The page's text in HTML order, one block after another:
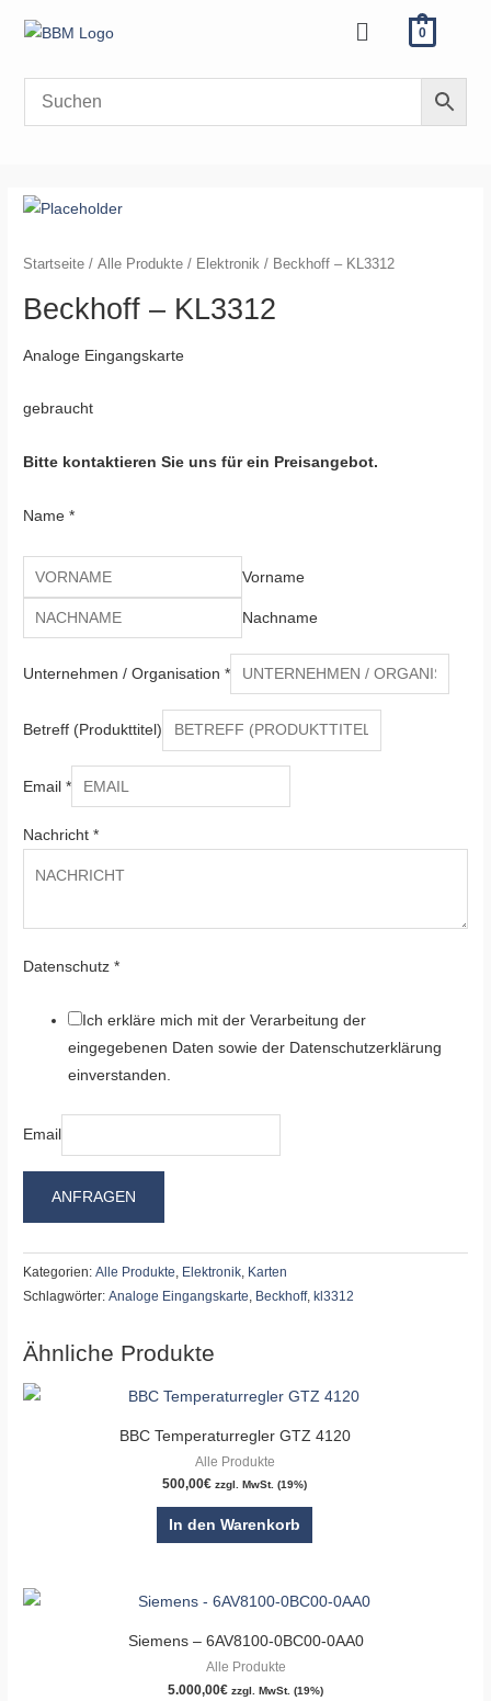
Inhalt
Menü 0
Startseite /Alle Produkte / Elektronik / Beckhoff – KL3312
Beckhoff – KL3312
Analoge Eingangskarte
gebraucht
Bitte kontaktieren Sie uns für ein Preisangebot.
Name*
Vorname
Nachname
Unternehmen / Organisation*
Betreff (Produkttitel)
Email*
Nachricht*
Datenschutz*
Ich erkläre mich mit der Verarbeitung der
eingegebenen Daten sowie der Datenschutzerklärung
einverstanden.
Email
ANFRAGEN
Kategorien:Alle Produkte, Elektronik, Karten
Schlagwörter:Analoge Eingangskarte, Beckhoff, kl3312
Ähnliche Produkte
BBC Temperaturregler GTZ 4120
Alle Produkte
500,00€ zzgl. MwSt. (19%)
In den Warenkorb
Siemens – 6AV8100-0BC00-0AA0
Alle Produkte
5.000,00€ zzgl. MwSt. (19%)